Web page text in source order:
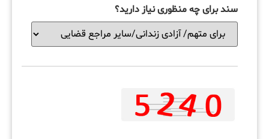
سند برای چه منظوری نیاز دارید؟